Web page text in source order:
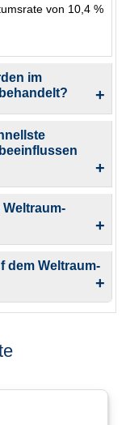
von 10,4 %
im
+
+
+
dem Weltraum-
+